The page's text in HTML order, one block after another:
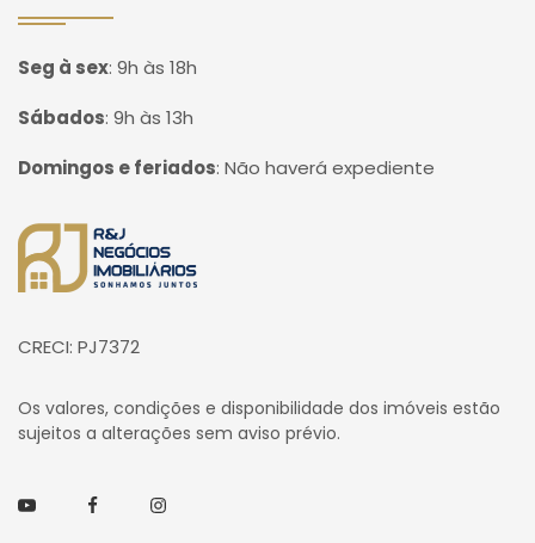
Seg à sex: 9h às 18h
Sábados: 9h às 13h
Domingos e feriados: Não haverá expediente
Página inicial
CRECI: PJ7372
Os valores, condições e disponibilidade dos imóveis estão
sujeitos a alterações sem aviso prévio.
YoutubeFacebookInstagram